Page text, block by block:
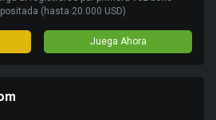
(hasta 20.000 USD)
Juega Ahora